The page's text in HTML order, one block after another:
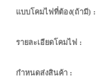
แบบโคมไฟที่ต้อง(ถ้ามี) :
รายละเอียดโคมไฟ :
กำหนดส่งสินค้า :